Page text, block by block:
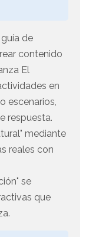
de
contenido
El
en
escenarios,
respuesta.
mediante
reales con
se
que